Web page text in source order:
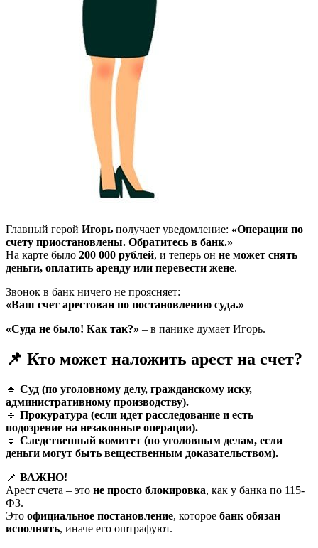
Главный герой Игорь получает уведомление: «Операции по
счету приостановлены. Обратитесь в банк.»
На карте было 200 000 рублей, и теперь он не может снять
деньги, оплатить аренду или перевести жене.
Звонок в банк ничего не проясняет:
«Ваш счет арестован по постановлению суда.»
«Суда не было! Как так?» – в панике думает Игорь.
📌 Кто может наложить арест на счет?
🔹 Суд (по уголовному делу, гражданскому иску,
административному производству).
🔹 Прокуратура (если идет расследование и есть
подозрение на незаконные операции).
🔹 Следственный комитет (по уголовным делам, если
деньги могут быть вещественным доказательством).
📌 ВАЖНО!
Арест счета – это не просто блокировка, как у банка по 115-
ФЗ.
Это официальное постановление, которое банк обязан
исполнять, иначе его оштрафуют.